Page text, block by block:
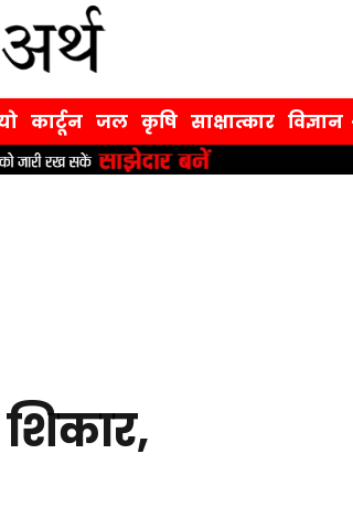
कार्टून जल कृषि साक्षात्कार विज्ञान
शिकार,